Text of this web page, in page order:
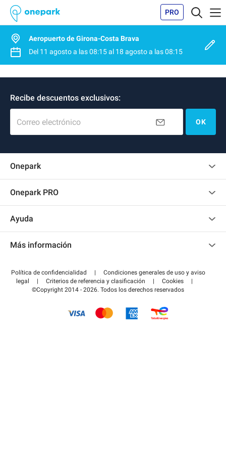
PRO
Aeropuerto de Girona-Costa Brava
Del 11 agostoa las08:15al 18 agostoa las08:15
Recibe descuentos exclusivos:
Correo electrónico OK
Onepark
Onepark PRO
Convertirse en colaborador
Acceder a mi área de colaborador
Ayuda
Pagar el aparcamiento FLOW
Más información
Guía de estacionamiento
Política de confidencialidad |
Condiciones generales de uso y aviso
legal
| Criterios de referencia y clasificación | Cookies
|
©Copyright 2014 - 2026. Todos los derechos reservados